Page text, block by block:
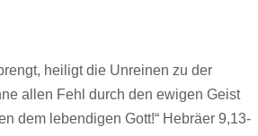
heiligt die Unreinen zu der
allen Fehl durch den ewigen Geist
dem lebendigen Gott!“ Hebräer 9,13-